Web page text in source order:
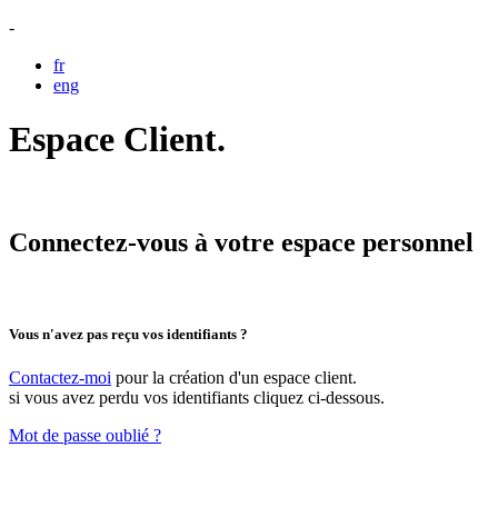
-
fr
eng
Espace Client.
Connectez-vous à votre espace personnel
Vous n'avez pas reçu vos identifiants ?
Contactez-moi pour la création d'un espace client.
si vous avez perdu vos identifiants cliquez ci-dessous.
Mot de passe oublié ?